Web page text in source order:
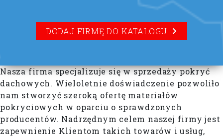
DODAJ FIRMĘ DO KATALOGU
Nasza firma specjalizuje się w sprzedaży pokryć
dachowych. Wieloletnie doświadczenie pozwoliło
nam stworzyć szeroką ofertę materiałów
pokryciowych w oparciu o sprawdzonych
producentów. Nadrzędnym celem naszej firmy jest
zapewnienie Klientom takich towarów i usług,